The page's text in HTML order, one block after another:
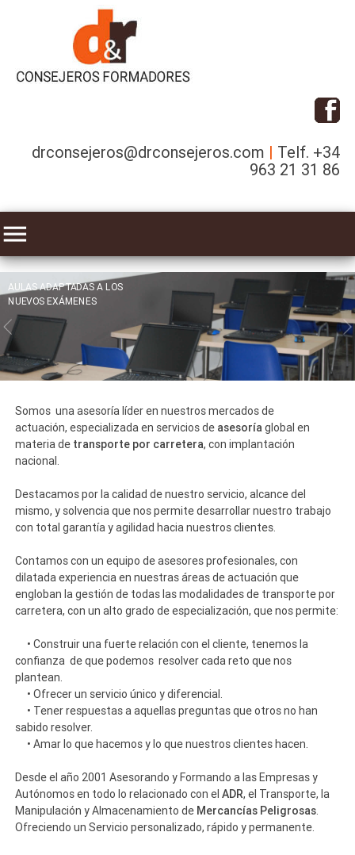
drconsejeros@drconsejeros.com | Telf. +34
963 21 31 86
menu
AULAS ADAPTADAS A LOS
NUEVOS EXÁMENES
Somos una asesoría líder en nuestros mercados de
actuación, especializada en servicios de asesoría global en
materia de transporte por carretera, con implantación
nacional.
Destacamos por la calidad de nuestro servicio, alcance del
mismo, y solvencia que nos permite desarrollar nuestro trabajo
con total garantía y agilidad hacia nuestros clientes.
Contamos con un equipo de asesores profesionales, con
dilatada experiencia en nuestras áreas de actuación que
engloban la gestión de todas las modalidades de transporte por
carretera, con un alto grado de especialización, que nos permite:
• Construir una fuerte relación con el cliente, tenemos la
confianza de que podemos resolver cada reto que nos
plantean.
• Ofrecer un servicio único y diferencial.
• Tener respuestas a aquellas preguntas que otros no han
sabido resolver.
• Amar lo que hacemos y lo que nuestros clientes hacen.
Desde el año 2001 Asesorando y Formando a las Empresas y
Autónomos en todo lo relacionado con el ADR, el Transporte, la
Manipulación y Almacenamiento de Mercancías Peligrosas.
Ofreciendo un Servicio personalizado, rápido y permanente.